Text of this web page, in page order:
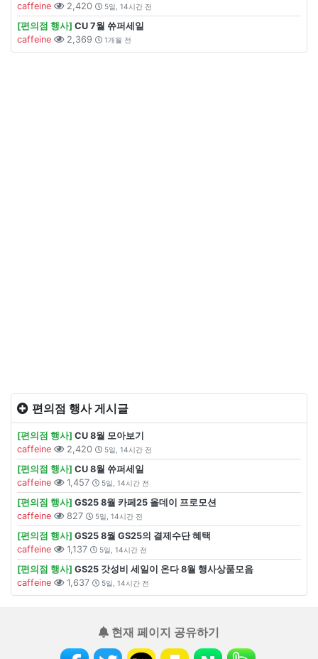
caffeine
2,420 5일, 14시간 전
[편의점 행사] CU 7월 쓔퍼세일
caffeine
2,369 1개월 전
편의점 행사 게시글
[편의점 행사] CU 8월 모아보기
caffeine
2,420 5일, 14시간 전
[편의점 행사] CU 8월 쓔퍼세일
caffeine
1,457 5일, 14시간 전
[편의점 행사] GS25 8월 카페25 올데이 프로모션
caffeine
827 5일, 14시간 전
[편의점 행사] GS25 8월 GS25의 결제수단 혜택
caffeine
1,137 5일, 14시간 전
[편의점 행사] GS25 갓성비 세일이 온다 8월 행사상품모음
caffeine
1,637 5일, 14시간 전
현재 페이지 공유하기